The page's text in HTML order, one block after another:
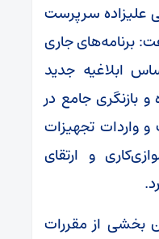
علیزاده سرپرست
برنامه‌های جاری
ابلاغیه جدید
بازنگری جامع در
و واردات تجهیزات
و ارتقای
بخشی از مقررات